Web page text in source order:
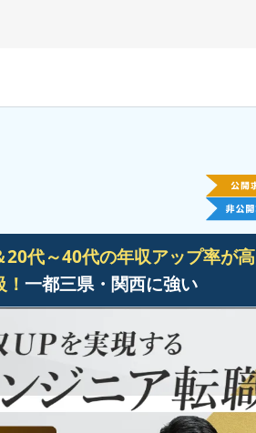
代～40代の年収アップ率が高
一都三県・関西に強い